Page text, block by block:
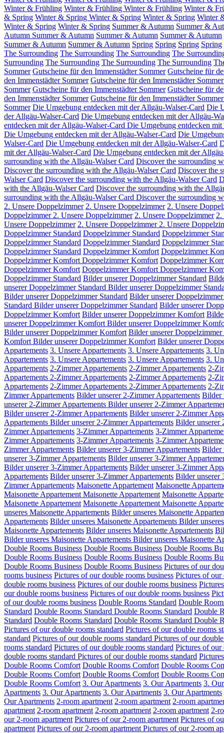
Winter & Frühling Winter & Frühling Winter & Frühling Winter &
& Spring Winter & Spring Winter & Spring Winter & Spring Winter
Winter & Spring Winter & Spring Summer & Autumn Summer &
Autumn Summer & Autumn Summer & Autumn Summer & Autumn
Summer & Autumn Summer & Autumn Spring Spring Spring Spring
The Surrounding The Surrounding The Surrounding The
Surrounding The Surrounding The Surrounding The Surrounding
Sommer Gutscheine für den Immenstädter Sommer Gutscheine für
den Immenstädter Sommer Gutscheine für den Immenstädter
Sommer Gutscheine für den Immenstädter Sommer Gutscheine für
den Immenstädter Sommer Gutscheine für den Immenstädter
Sommer Die Umgebung entdecken mit der Allgäu-Walser-Card Die
der Allgäu-Walser-Card Die Umgebung entdecken mit der Allgäu-
entdecken mit der Allgäu-Walser-Card Die Umgebung entdecken
Die Umgebung entdecken mit der Allgäu-Walser-Card Die
Walser-Card Die Umgebung entdecken mit der Allgäu-Walser-Card
mit der Allgäu-Walser-Card Die Umgebung entdecken mit der
surrounding with the Allgäu-Walser Card Discover the surrounding
Discover the surrounding with the Allgäu-Walser Card Discover the
Walser Card Discover the surrounding with the Allgäu-Walser Card
with the Allgäu-Walser Card Discover the surrounding with the
surrounding with the Allgäu-Walser Card Discover the surrounding
2. Unsere Doppelzimmer 2. Unsere Doppelzimmer 2. Unsere
Doppelzimmer 2. Unsere Doppelzimmer 2. Unsere Doppelzimmer 2.
Unsere Doppelzimmer 2. Unsere Doppelzimmer 2. Unsere
Doppelzimmer Standard Doppelzimmer Standard Doppelzimmer
Doppelzimmer Standard Doppelzimmer Standard Doppelzimmer
Doppelzimmer Standard Doppelzimmer Komfort Doppelzimmer
Doppelzimmer Komfort Doppelzimmer Komfort Doppelzimmer
Doppelzimmer Komfort Doppelzimmer Komfort Doppelzimmer
Doppelzimmer Standard Bilder unserer Doppelzimmer Standard
unserer Doppelzimmer Standard Bilder unserer Doppelzimmer
Bilder unserer Doppelzimmer Standard Bilder unserer Doppelzimmer
Standard Bilder unserer Doppelzimmer Standard Bilder unserer
Doppelzimmer Komfort Bilder unserer Doppelzimmer Komfort
unserer Doppelzimmer Komfort Bilder unserer Doppelzimmer
Bilder unserer Doppelzimmer Komfort Bilder unserer
Komfort Bilder unserer Doppelzimmer Komfort Bilder unserer
Appartements 3. Unsere Appartements 3. Unsere Appartements 3.
Appartements 3. Unsere Appartements 3. Unsere Appartements 3.
Appartements 2-Zimmer Appartements 2-Zimmer Appartements 2-
Appartements 2-Zimmer Appartements 2-Zimmer Appartements 2-
Appartements 2-Zimmer Appartements 2-Zimmer Appartements 2-
Zimmer Appartements Bilder unserer 2-Zimmer Appartements Bilder
unserer 2-Zimmer Appartements Bilder unserer 2-Zimmer
Bilder unserer 2-Zimmer Appartements Bilder unserer 2-Zimmer
Appartements Bilder unserer 2-Zimmer Appartements Bilder unserer
Zimmer Appartements 3-Zimmer Appartements 3-Zimmer
Zimmer Appartements 3-Zimmer Appartements 3-Zimmer
Zimmer Appartements Bilder unserer 3-Zimmer Appartements Bilder
unserer 3-Zimmer Appartements Bilder unserer 3-Zimmer
Bilder unserer 3-Zimmer Appartements Bilder unserer 3-Zimmer
Appartements Bilder unserer 3-Zimmer Appartements Bilder unserer
Zimmer Appartements Maisonette Appartement Maisonette
Maisonette Appartement Maisonette Appartement Maisonette
Maisonette Appartement Maisonette Appartement Maisonette
unseres Maisonette Appartements Bilder unseres Maisonette
Appartements Bilder unseres Maisonette Appartements Bilder
Maisonette Appartements Bilder unseres Maisonette Appartements
Bilder unseres Maisonette Appartements Bilder unseres Maisonette
Double Rooms Business Double Rooms Business Double Rooms
Double Rooms Business Double Rooms Business Double Rooms
Double Rooms Business Double Rooms Business Pictures of our
rooms business Pictures of our double rooms business Pictures of our
double rooms business Pictures of our double rooms business
our double rooms business Pictures of our double rooms business
of our double rooms business Double Rooms Standard Double
Standard Double Rooms Standard Double Rooms Standard Double
Standard Double Rooms Standard Double Rooms Standard Double
Pictures of our double rooms standard Pictures of our double rooms
standard Pictures of our double rooms standard Pictures of our
rooms standard Pictures of our double rooms standard Pictures of our
double rooms standard Pictures of our double rooms standard
Double Rooms Comfort Double Rooms Comfort Double Rooms
Double Rooms Comfort Double Rooms Comfort Double Rooms
Double Rooms Comfort 3. Our Apartments 3. Our Apartments 3.
Apartments 3. Our Apartments 3. Our Apartments 3. Our Apartments
Our Apartments 2-room apartment 2-room apartment 2-room
apartment 2-room apartment 2-room apartment 2-room apartment 2-
our 2-room apartment Pictures of our 2-room apartment Pictures of
apartment Pictures of our 2-room apartment Pictures of our 2-room